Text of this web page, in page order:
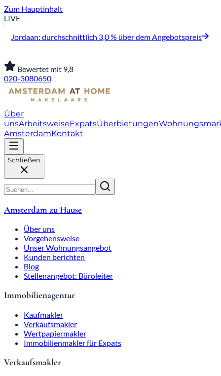
Zum Hauptinhalt
LIVE
Jordaan: durchschnittlich 3,0 % über dem Angebotspreis
Bewertet mit 9,8
020-3080650
Über
unsArbeitsweiseExpatsÜberbietungen
AmsterdamKontakt
Schließen
Amsterdam zu Hause
Über uns
Vorgehensweise
Unser Wohnungsangebot
Kunden berichten
Blog
Stellenangebot: Büroleiter
Immobilienagentur
Kaufmakler
Verkaufsmakler
Wertpapiermakler
Immobilienmakler für Expats
Verkaufsmakler